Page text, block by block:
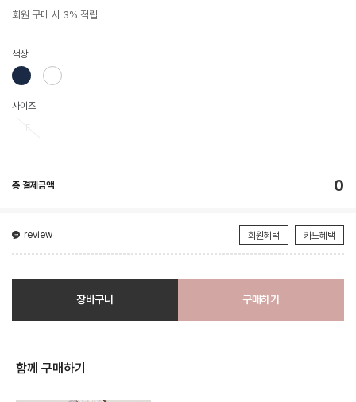
회원 구매 시 3% 적립
색상
사이즈
총 결제금액 0
review 회원혜택 카드혜택
장바구니 구매하기
함께 구매하기